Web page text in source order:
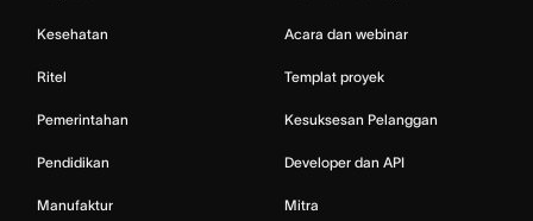
Kesehatan
Ritel
Pemerintahan
Pendidikan
Manufaktur
Acara dan webinar
Templat proyek
Kesuksesan Pelanggan
Developer dan API
Mitra